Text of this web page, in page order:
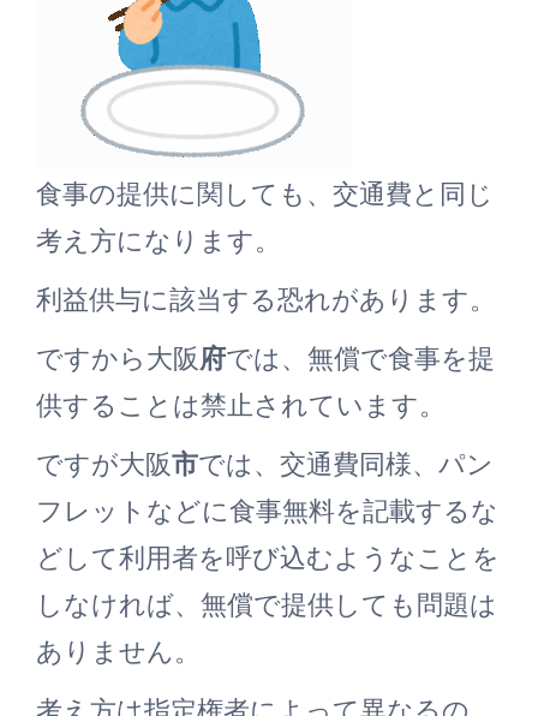
食事の提供に関しても、交通費と同じ
考え方になります。
利益供与に該当する恐れがあります。
ですから大阪府では、無償で食事を提
供することは禁止されています。
ですが大阪市では、交通費同様、パン
フレットなどに食事無料を記載するな
どして利用者を呼び込むようなことを
しなければ、無償で提供しても問題は
ありません。
考え方は指定権者によって異なるの